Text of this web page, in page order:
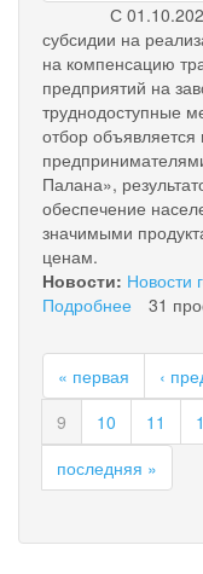
С 01.10.2025 г.
субсидии на
на компенсацию
предприятий на
труднодоступные
отбор
Палана»,
обеспечение
значимыми
ценам.
Новости: Новости
Подробнее
31
« первая ‹
9
10 11
последняя »